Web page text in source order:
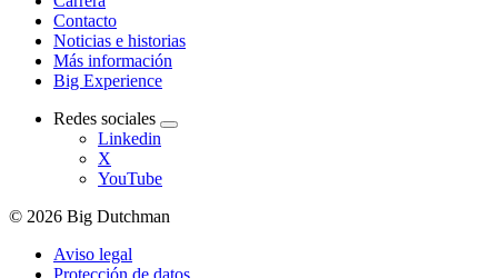
Contacto
Noticias e historias
Más información
Big Experience
Redes sociales
Linkedin
X
YouTube
© 2026 Big Dutchman
Aviso legal